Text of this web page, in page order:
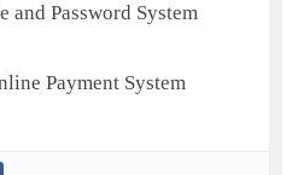
and Password System
Payment System